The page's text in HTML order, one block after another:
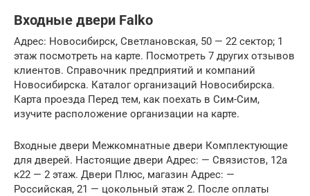
Входные двери Falko
Адрес: Новосибирск, Светлановская, 50 — 22 сектор; 1
этаж посмотреть на карте. Посмотреть 7 других отзывов
клиентов. Справочник предприятий и компаний
Новосибирска. Каталог организаций Новосибирска.
Карта проезда Перед тем, как поехать в Сим-Сим,
изучите расположение организации на карте.
Входные двери Межкомнатные двери Комплектующие
для дверей. Настоящие двери Адрес: — Связистов, 12а
к22 — 2 этаж. Двери Плюс, магазин Адрес: —
Российская, 21 — цокольный этаж 2. После оплаты